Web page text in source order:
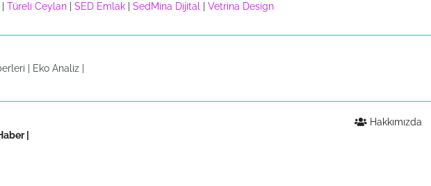
Türeli Ceylan SED Emlak SedMina Dijital Vetrina Design
| Eko Analiz |
|
Hakkımızda